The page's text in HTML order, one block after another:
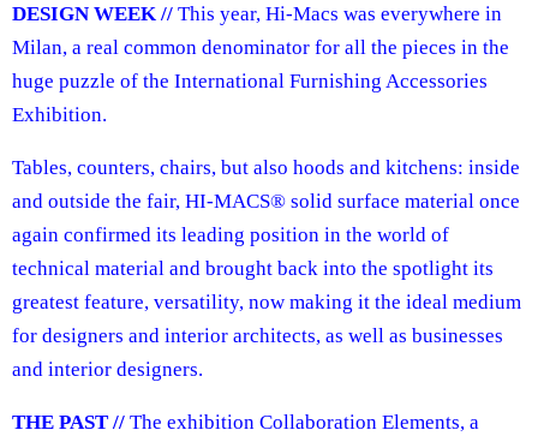
DESIGN WEEK // This year, Hi-Macs was everywhere in
Milan, a real common denominator for all the pieces in the
huge puzzle of the International Furnishing Accessories
Exhibition.
Tables, counters, chairs, but also hoods and kitchens: inside
and outside the fair, HI‑MACS® solid surface material once
again confirmed its leading position in the world of
technical material and brought back into the spotlight its
greatest feature, versatility, now making it the ideal medium
for designers and interior architects, as well as businesses
and interior designers.
THE PAST // The exhibition Collaboration Elements, a